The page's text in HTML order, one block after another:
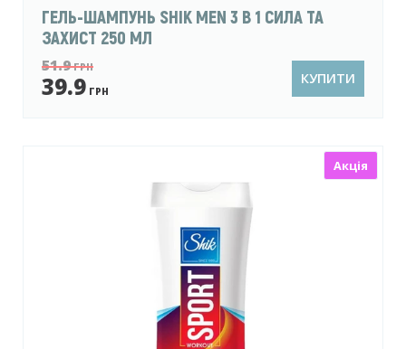
ГЕЛЬ-ШАМПУНЬ SHIK MEN 3 В 1 СИЛА ТА
ЗАХИСТ 250 МЛ
51.9ГРН
39.9 ГРН
КУПИТИ
Акція